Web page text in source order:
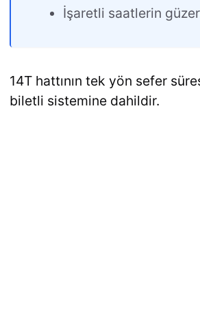
İşaretli saatlerin
14T hattının tek yön sefer
biletli sistemine dahildir.